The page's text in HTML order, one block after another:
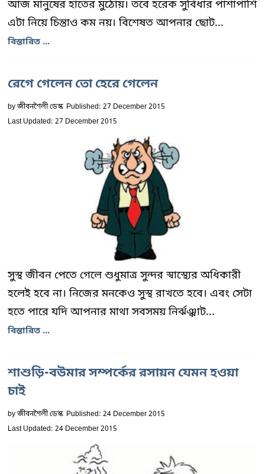
আজ মানুষের হাতের মুঠোয়। তবে হরেক সুবিধার পাশাপাশি
এটা নিয়ে চিন্তাও কম নয়। বিশেষত আপনার ছোট...
বিস্তারিত ...
রেগে গেলেন তো হেরে গেলেন
byজীবনশৈলী ডেস্ক Published: 27 December 2015
Last Updated: 27 December 2015
সুস্থ জীবন পেতে গেলে শুধুমাত্র সুন্দর স্বাস্থ্যের অধিকারী
হলেই হবে না। নিজের মনকেও সুস্থ রাখতে হবে। এবং সেটা
হতে পারে যদি আপনার মাথা সবসময় নির্ঝঞ্ঝাট...
বিস্তারিত ...
শাশুড়ি-বউমার সম্পর্কের রসায়ন যেমন হওয়া
চাই
byজীবনশৈলী ডেস্ক Published: 24 December 2015
Last Updated: 24 December 2015